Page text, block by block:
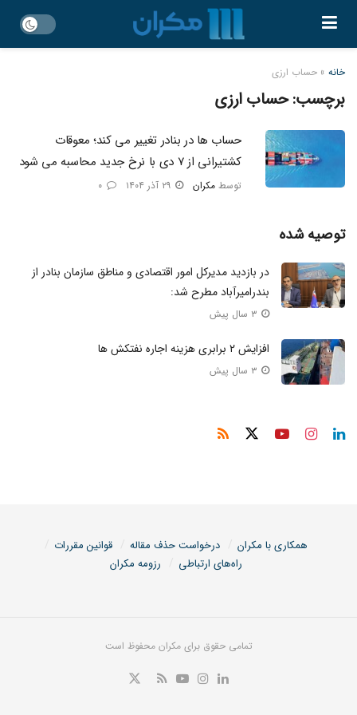
خانه » حساب ارزی
برچسب:حساب ارزی
حساب ها در بنادر تغییر می کند؛ معوقات
کشتیرانی از ۷ دی با نرخ جدید محاسبه می شود
توسط مکران
توصیه شده
در بازدید مدیرکل امور اقتصادی و مناطق سازمان بنادر از
بندرامیرآباد مطرح شد:
افزایش ۲ برابری هزینه اجاره نفتکش ها
همکاری با مکران درخواست حذف مقاله
قوانین مقررات
راه‌های ارتباطی
رزومه مکران
تمامی حقوق برای مکران محفوظ است